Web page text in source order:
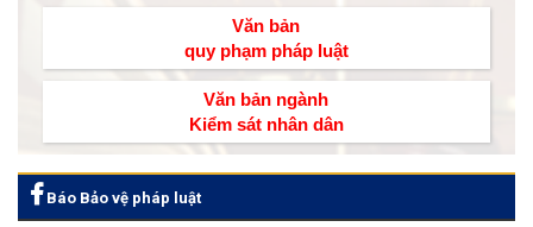
Văn bản
quy phạm pháp luật
Văn bản ngành
Kiểm sát nhân dân
Báo Bảo vệ pháp luật